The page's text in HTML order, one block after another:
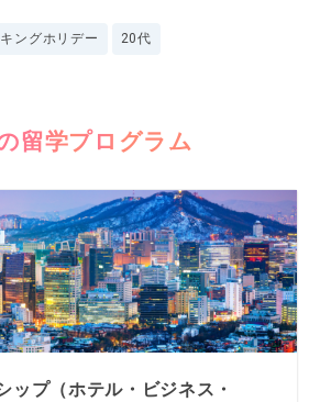
ングホリデー 20代
留学プログラム
ップ（ホテル・ビジネス・